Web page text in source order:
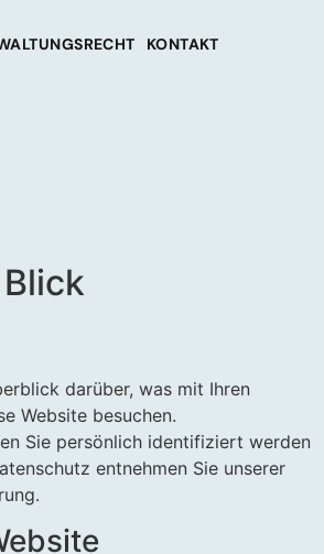
KONTAKT
darüber, was mit Ihren
Website besuchen.
Sie persönlich identifiziert werden
entnehmen Sie unserer